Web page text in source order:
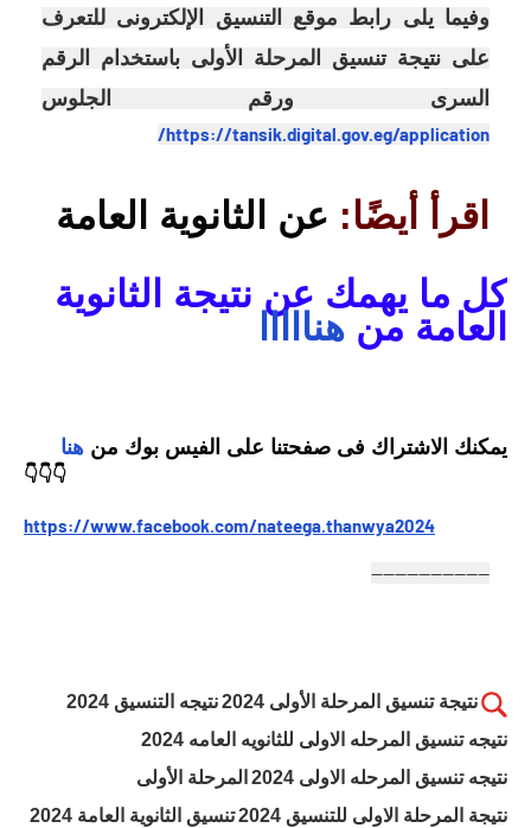
وفيما يلى رابط موقع التنسيق الإلكترونى للتعرف
على نتيجة تنسيق المرحلة الأولى باستخدام الرقم
السرى ورقم الجلوس
https://tansik.digital.gov.eg/application/
اقرأ أيضًا: عن الثانوية العامة
كل ما يهمك عن نتيجة الثانوية
العامة من هنااااا
يمكنك الاشتراك فى صفحتنا على الفيس بوك من هنا
👇👇👇
https://www.facebook.com/nateega.thanwya2024
--------------------
نتيجة تنسيق المرحلة الأولى 2024
نتيجه التنسيق 2024
نتيجه تنسيق المرحله الاولى للثانويه العامه 2024
نتيجه تنسيق المرحله الاولى 2024
المرحلة الأولى
نتيجة المرحلة الاولى للتنسيق 2024
تنسيق الثانوية العامة 2024